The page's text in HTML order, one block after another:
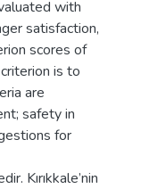
with
satisfaction,
scores of
is to
are
safety in
for
Kırıkkale’nin